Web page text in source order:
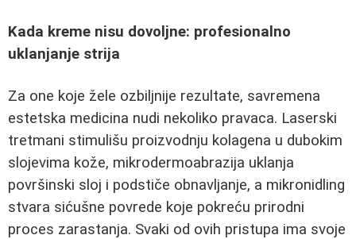
Kada kreme nisu dovoljne: profesionalno
uklanjanje strija
Za one koje žele ozbiljnije rezultate, savremena
estetska medicina nudi nekoliko pravaca. Laserski
tretmani stimulišu proizvodnju kolagena u dubokim
slojevima kože, mikrodermoabrazija uklanja
površinski sloj i podstiče obnavljanje, a mikronidling
stvara sićušne povrede koje pokreću prirodni
proces zarastanja. Svaki od ovih pristupa ima svoje